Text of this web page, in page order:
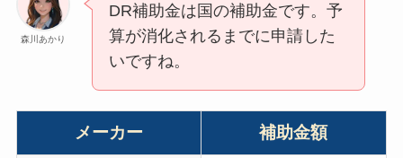
森川あかり
DR補助金は国の補助金です。予
算が消化されるまでに申請した
いですね。
メーカー 補助金額